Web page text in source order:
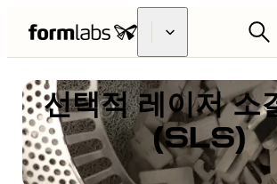
선택적 레이저 소
(SLS)